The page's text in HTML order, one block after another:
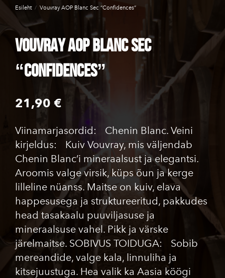
Esileht / Vouvray AOP Blanc Sec “Confidences”
Vouvray AOP Blanc Sec
“Confidences”
21,90 €
Viinamarjasordid: Chenin Blanc. Veini
kirjeldus: Kuiv Vouvray, mis väljendab
Chenin Blanc’i mineraalsust ja elegantsi.
Aroomis valge virsik, küps õun ja kerge
lilleline nüanss. Maitse on kuiv, elava
happesusega ja struktureeritud, pakkudes
head tasakaalu puuviljasuse ja
mineraalsuse vahel. Pikk ja värske
järelmaitse. SOBIVUS TOIDUGA: Sobib
mereandide, valge kala, linnuliha ja
kitsejuustuga. Hea valik ka Aasia köögi